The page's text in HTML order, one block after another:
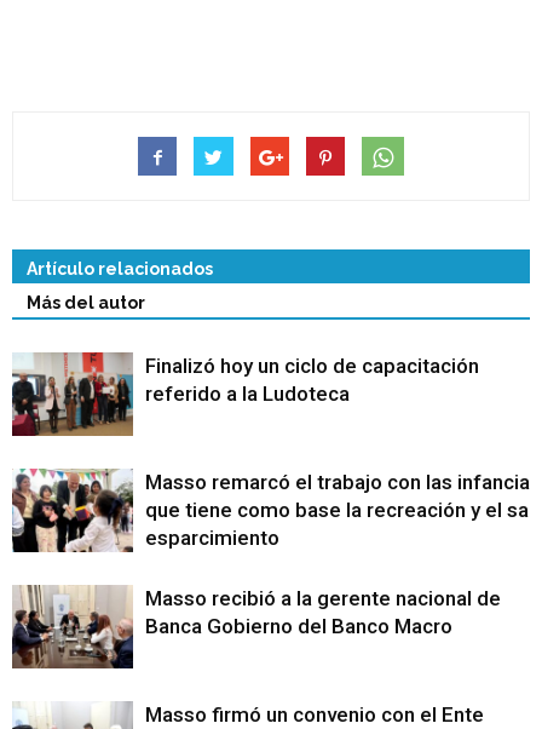
Artículo relacionados
Más del autor
Finalizó hoy un ciclo de capacitación
referido a la Ludoteca
Masso remarcó el trabajo con las infancias
que tiene como base la recreación y el
esparcimiento
Masso recibió a la gerente nacional de
Banca Gobierno del Banco Macro
Masso firmó un convenio con el Ente